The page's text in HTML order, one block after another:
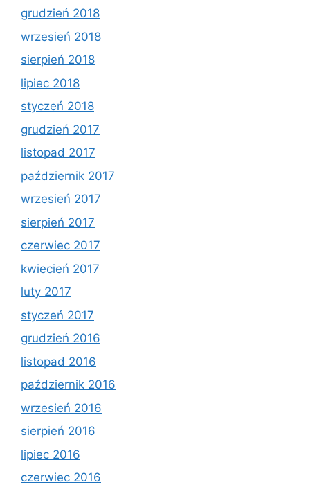
grudzień 2018
wrzesień 2018
sierpień 2018
lipiec 2018
styczeń 2018
grudzień 2017
listopad 2017
październik 2017
wrzesień 2017
sierpień 2017
czerwiec 2017
kwiecień 2017
luty 2017
styczeń 2017
grudzień 2016
listopad 2016
październik 2016
wrzesień 2016
sierpień 2016
lipiec 2016
czerwiec 2016